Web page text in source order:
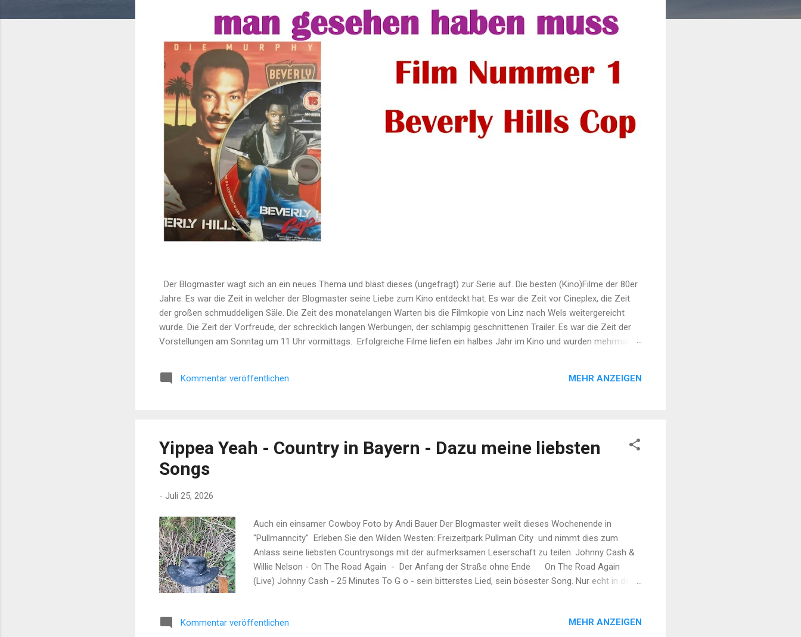
Der Blogmaster wagt sich an ein neues Thema und bläst dieses (ungefragt) zur Serie auf. Die besten (Kino)Filme der 80er
Jahre. Es war die Zeit in welcher der Blogmaster seine Liebe zum Kino entdeckt hat. Es war die Zeit vor Cineplex, die Zeit
der großen schmuddeligen Säle. Die Zeit des monatelangen Warten bis die Filmkopie von Linz nach Wels weitergereicht
wurde. Die Zeit der Vorfreude, der schrecklich langen Werbungen, der schlampig geschnittenen Trailer. Es war die Zeit der
Vorstellungen am Sonntag um 11 Uhr vormittags. Erfolgreiche Filme liefen ein halbes Jahr im Kino und wurden mehrmals
fünf Jahren. Es gab kein Internet, kein youtube, kein streaming. Es waren goldene Zeiten für das Kino. Es waren die besten
aller Zeiten. Denn Kino war etwas exklusives, magisches und einzigartiges. Und darum gilt es jetzt die besten, schönsten
Kommentar veröffentlichen MEHR ANZEIGEN
Yippea Yeah - Country in Bayern - Dazu meine liebsten
Songs
- Juli 25, 2026
Auch ein einsamer Cowboy Foto by Andi Bauer Der Blogmaster weilt dieses Wochenende in
"Pullmanncity" Erleben Sie den Wilden Westen: Freizeitpark Pullman City und nimmt dies zum
Anlass seine liebsten Countrysongs mit der aufmerksamen Leserschaft zu teilen. Johnny Cash &
Willie Nelson - On The Road Again - Der Anfang der Straße ohne Ende On The Road Again
(Live) Johnny Cash - 25 Minutes To G o - sein bitterstes Lied, sein bösester Song. Nur echt in der
Willie Nelson Always on my Mind - Bei Elvis wurde der Song zum Hit, Willie hat ihn geschrieben.
Kommentar veröffentlichen MEHR ANZEIGEN